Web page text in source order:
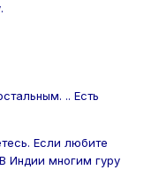
.. Есть
Если любите
Индии многим гуру